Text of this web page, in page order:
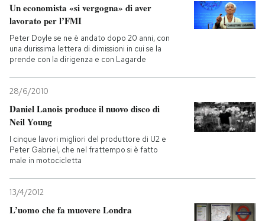
Un economista «si vergogna» di aver
lavorato per l’FMI
Peter Doyle se ne è andato dopo 20 anni, con
una durissima lettera di dimissioni in cui se la
prende con la dirigenza e con Lagarde
28/6/2010
Daniel Lanois produce il nuovo disco di
Neil Young
I cinque lavori migliori del produttore di U2 e
Peter Gabriel, che nel frattempo si è fatto
male in motocicletta
13/4/2012
L’uomo che fa muovere Londra